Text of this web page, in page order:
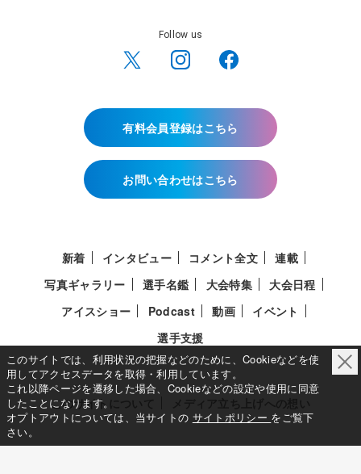
Follow us
有料会員登録はこちら
お問い合わせはこちら
新着 インタビュー コメント全文
連載
写真ギャラリー
選手名鑑 大会特集
大会日程
アイスショー
Podcast 動画
イベント
選手支援
このサイトについて
このサイトでは、利用状況の把握などのために、Cookieなどを使
用してアクセスデータを取得・利用しています。
これ以降ページを遷移した場合、Cookieなどの設定や使用に同意
したことになります。
オプトアウトについては、当サイトの サイトポリシー をご覧下
さい。